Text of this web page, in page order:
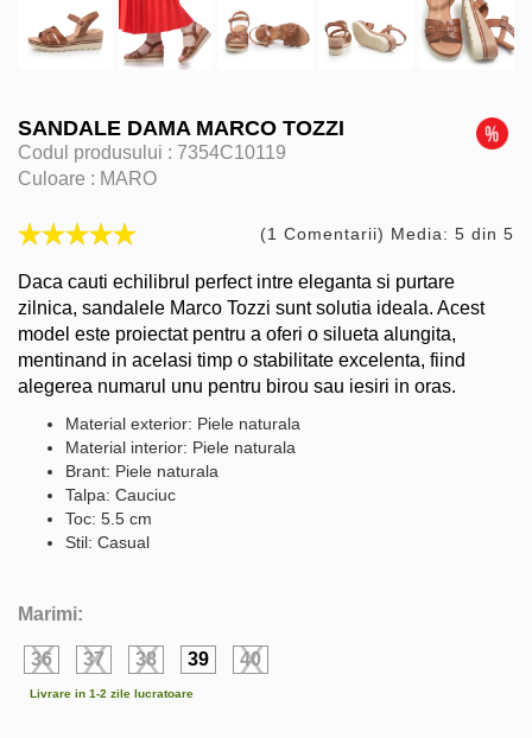
SANDALE DAMA MARCO TOZZI
Codul produsului : 7354C10119
Culoare : MARO
(1 Comentarii) Media: 5 din 5
Daca cauti echilibrul perfect intre eleganta si purtare
zilnica, sandalele Marco Tozzi sunt solutia ideala. Acest
model este proiectat pentru a oferi o silueta alungita,
mentinand in acelasi timp o stabilitate excelenta, fiind
alegerea numarul unu pentru birou sau iesiri in oras.
Material exterior: Piele naturala
Material interior: Piele naturala
Brant: Piele naturala
Talpa: Cauciuc
Toc: 5.5 cm
Stil: Casual
Marimi:
36 37 38 39 40
Livrare in 1-2 zile lucratoare